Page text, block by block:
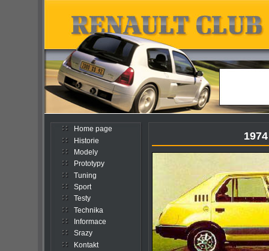
Home page
Historie
Modely
Prototypy
Tuning
Sport
Testy
Technika
Informace
Srazy
Kontakt